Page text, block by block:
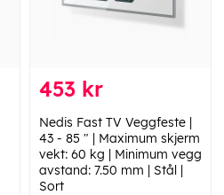
453 kr
Nedis Fast TV Veggfeste |
43 - 85 " | Maximum skjerm
vekt: 60 kg | Minimum vegg
avstand: 7.50 mm | Stål |
Sort